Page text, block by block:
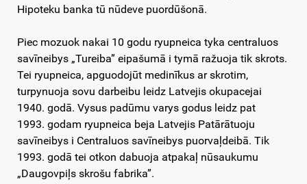
Hipoteku banka tū nūdeve puordūšonā.
Piec mozuok nakai 10 godu ryupneica tyka centraluos
savīneibys „Tureiba” eipašumā i tymā ražuoja tik skrots.
Tei ryupneica, apguodojūt medinīkus ar skrotim,
turpynuoja sovu darbeibu leidz Latvejis okupacejai
1940. godā. Vysus padūmu varys godus leidz pat
1993. godam ryupneica beja Latvejis Patārātuoju
savīneibys i Centraluos savīneibys puorvaļdeibā. Tik
1993. godā tei otkon dabuoja atpakaļ nūsaukumu
„Daugovpiļs skrošu fabrika”.